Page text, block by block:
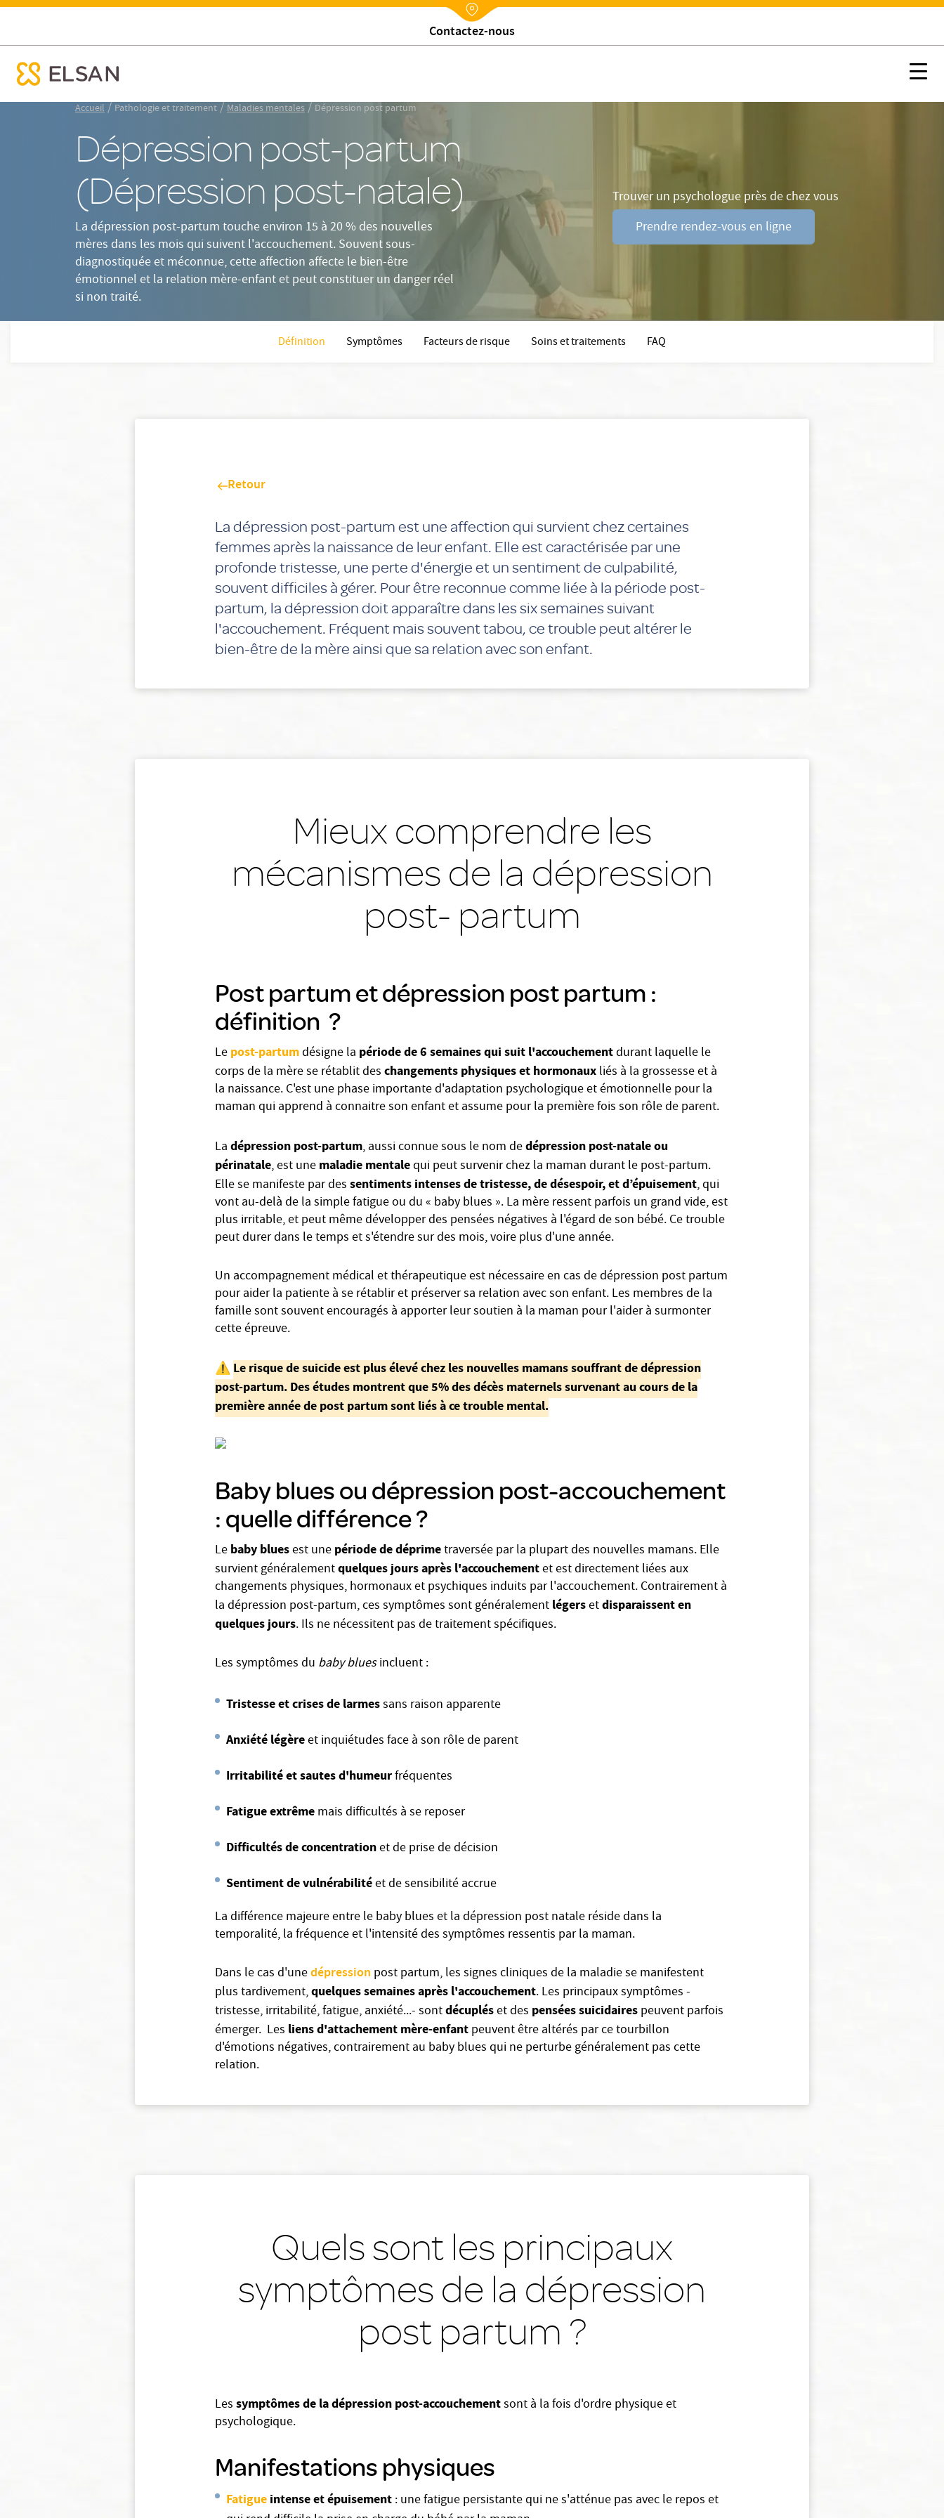
Nx:Aller
Nx:Annuaire
Contactez-nous
Dépression post partum
menu mobile
Accueil/ Pathologie et traitement/Maladies mentales/ Dépression post partum
Dépression post-partum
(Dépression post-natale)
La dépression post-partum touche environ 15 à 20 % des nouvelles
mères dans les mois qui suivent l'accouchement. Souvent sous-
diagnostiquée et méconnue, cette affection affecte le bien-être
émotionnel et la relation mère-enfant et peut constituer un danger réel
si non traité.
Trouver un psychologue près de chez vous
Prendre rendez-vous en ligne
Définition Symptômes Facteurs de risque Soins et traitements FAQ
Soins et traitements
Retour
La dépression post-partum est une affection qui survient chez certaines
femmes après la naissance de leur enfant. Elle est caractérisée par une
profonde tristesse, une perte d'énergie et un sentiment de culpabilité,
souvent difficiles à gérer. Pour être reconnue comme liée à la période post-
partum, la dépression doit apparaître dans les six semaines suivant
l'accouchement. Fréquent mais souvent tabou, ce trouble peut altérer le
bien-être de la mère ainsi que sa relation avec son enfant.
Mieux comprendre les
mécanismes de la dépression
post- partum
Post partum et dépression post partum :
définition ?
Le post-partumdésigne la période de 6 semaines qui suit l'accouchementdurant laquelle le
corps de la mère se rétablit des changements physiques et hormonaux liés à la grossesse et à
la naissance. C'est une phase importante d'adaptation psychologique et émotionnelle pour la
maman qui apprend à connaitre son enfant et assume pour la première fois son rôle de parent.
La dépression post-partum, aussi connue sous le nom dedépression post-natale ou
périnatale, est une maladie mentalequi peut survenir chez la maman durant le post-partum.
Elle se manifeste par des sentiments intenses de tristesse, de désespoir, et d’épuisement, qui
vont au-delà de la simple fatigue ou du « baby blues ». La mère ressent parfois un grand vide, est
plus irritable, et peut même développer des pensées négatives à l'égard de son bébé. Ce trouble
peut durer dans le temps et s'étendre sur des mois, voire plus d'une année.
Un accompagnement médical et thérapeutique est nécessaire en cas de dépression post partum
pour aider la patiente à se rétablir et préserver sa relation avec son enfant. Les membres de la
famille sont souvent encouragés à apporter leur soutien à la maman pour l'aider à surmonter
cette épreuve.
⚠️ Le risque de suicide est plus élevé chez les nouvelles mamans souffrant de dépression
post-partum. Des études montrent que 5% des décès maternels survenant au cours de la
première année de post partum sont liés à ce trouble mental.
Baby blues ou dépression post-accouchement
: quelle différence ?
Le baby bluesest une période de déprimetraversée par la plupart des nouvelles mamans. Elle
survient généralementquelques jours après l'accouchementet est directement liées aux
changements physiques, hormonaux et psychiques induits par l'accouchement. Contrairement à
la dépression post-partum, ces symptômes sont généralement légersetdisparaissent en
quelques jours. Ils ne nécessitent pas de traitement spécifiques.
Les symptômes du baby bluesincluent :
Tristesse et crises de larmessans raison apparente
Anxiété légèreet inquiétudes face à son rôle de parent
Irritabilité et sautes d'humeurfréquentes
Fatigue extrême mais difficultés à se reposer
Difficultés de concentrationet de prise de décision
Sentiment de vulnérabilitéet de sensibilité accrue
La différence majeure entre le baby blues et la dépression post natale réside dans la
temporalité, la fréquence et l'intensité des symptômes ressentis par la maman.
Dans le cas d'unedépression post partum, les signes cliniques de la maladie se manifestent
plus tardivement,quelques semaines après l'accouchement. Les principaux symptômes -
tristesse, irritabilité, fatigue, anxiété...- sontdécupléset des pensées suicidaires peuvent parfois
émerger. Les liens d'attachement mère-enfant peuvent être altérés par ce tourbillon
d'émotions négatives, contrairement au baby blues qui ne perturbe généralement pas cette
relation.
Quels sont les principaux
symptômes de la dépression
post partum ?
Les symptômes de la dépression post-accouchementsont à la fois d'ordre physique et
psychologique.
Manifestations physiques
Fatigue intense et épuisement : une fatigue persistante qui ne s'atténue pas avec le repos et